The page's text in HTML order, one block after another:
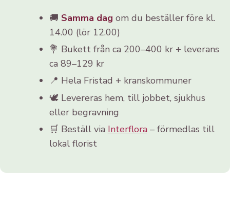
🚚 Samma dag om du beställer före kl.
14.00 (lör 12.00)
💐 Bukett från ca 200–400 kr + leverans
ca 89–129 kr
📍 Hela Fristad + kranskommuner
🕊️ Levereras hem, till jobbet, sjukhus
eller begravning
🛒 Beställ via Interflora– förmedlas till
lokal florist